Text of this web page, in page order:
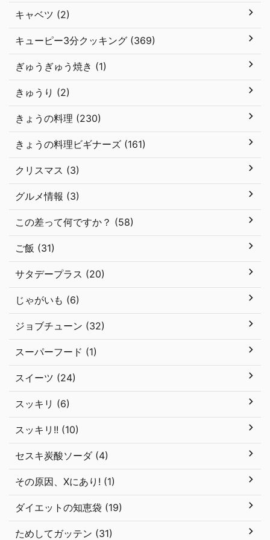
キャベツ (2)
キューピー3分クッキング (369)
ぎゅうぎゅう焼き (1)
きゅうり (2)
きょうの料理 (230)
きょうの料理ビギナーズ (161)
クリスマス (3)
グルメ情報 (3)
この差って何ですか？ (58)
ご飯 (31)
サタデープラス (20)
じゃがいも (6)
ジョブチューン (32)
スーパーフード (1)
スイーツ (24)
スッキリ (6)
スッキリ!! (10)
セスキ炭酸ソーダ (4)
その原因、Xにあり! (1)
ダイエットの知恵袋 (19)
ためしてガッテン (31)